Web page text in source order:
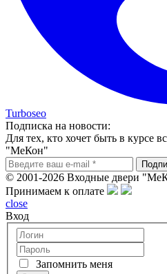
Turboseo
Подписка на новости:
Для тех, кто хочет быть в курсе
"МеКон"
© 2001-2026 Входные двери
Принимаем к оплате
close
Вход
Запомнить меня